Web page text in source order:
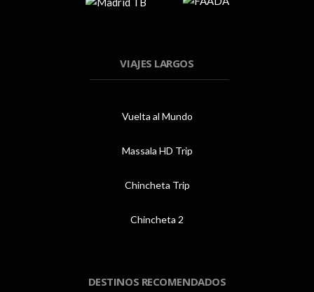
VIAJES LARGOS
Vuelta al Mundo
Massala HD Trip
Chincheta Trip
Chincheta 2
DESTINOS RECOMENDADOS